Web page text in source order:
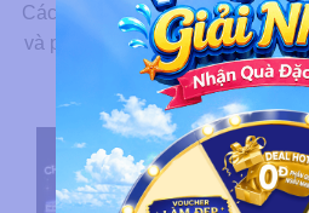
Các sự kiện làm đẹp toàn cầu
và phương pháp hiện đại, thu
làm đẹp.
Đại Tiệc
Sinh